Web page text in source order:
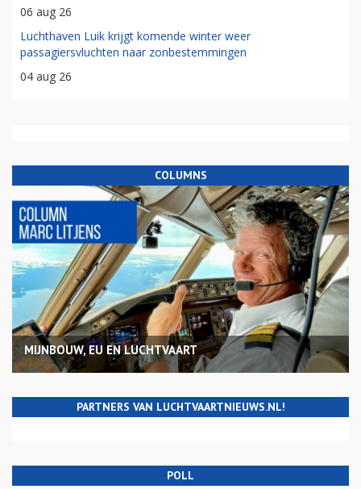
06 aug 26
Luchthaven Luik krijgt komende winter weer
passagiersvluchten naar zonbestemmingen
04 aug 26
COLUMNS
MIJNBOUW, EU EN LUCHTVAART
PARTNERS VAN LUCHTVAARTNIEUWS.NL!
POLL